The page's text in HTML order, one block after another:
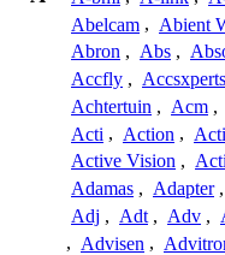
Abelcam , Abient
Abron , Abs ,
Accfly , Accsxperts
Achtertuin , Acm ,
Acti , Action ,
Active Vision ,
Adamas , Adapter ,
Adj , Adt , Adv ,
, Advisen ,